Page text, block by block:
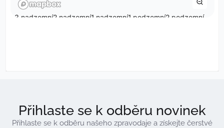
Přihlaste se k odběru novinek
Přihlaste se k odběru našeho zpravodaje a získejte čerstvé